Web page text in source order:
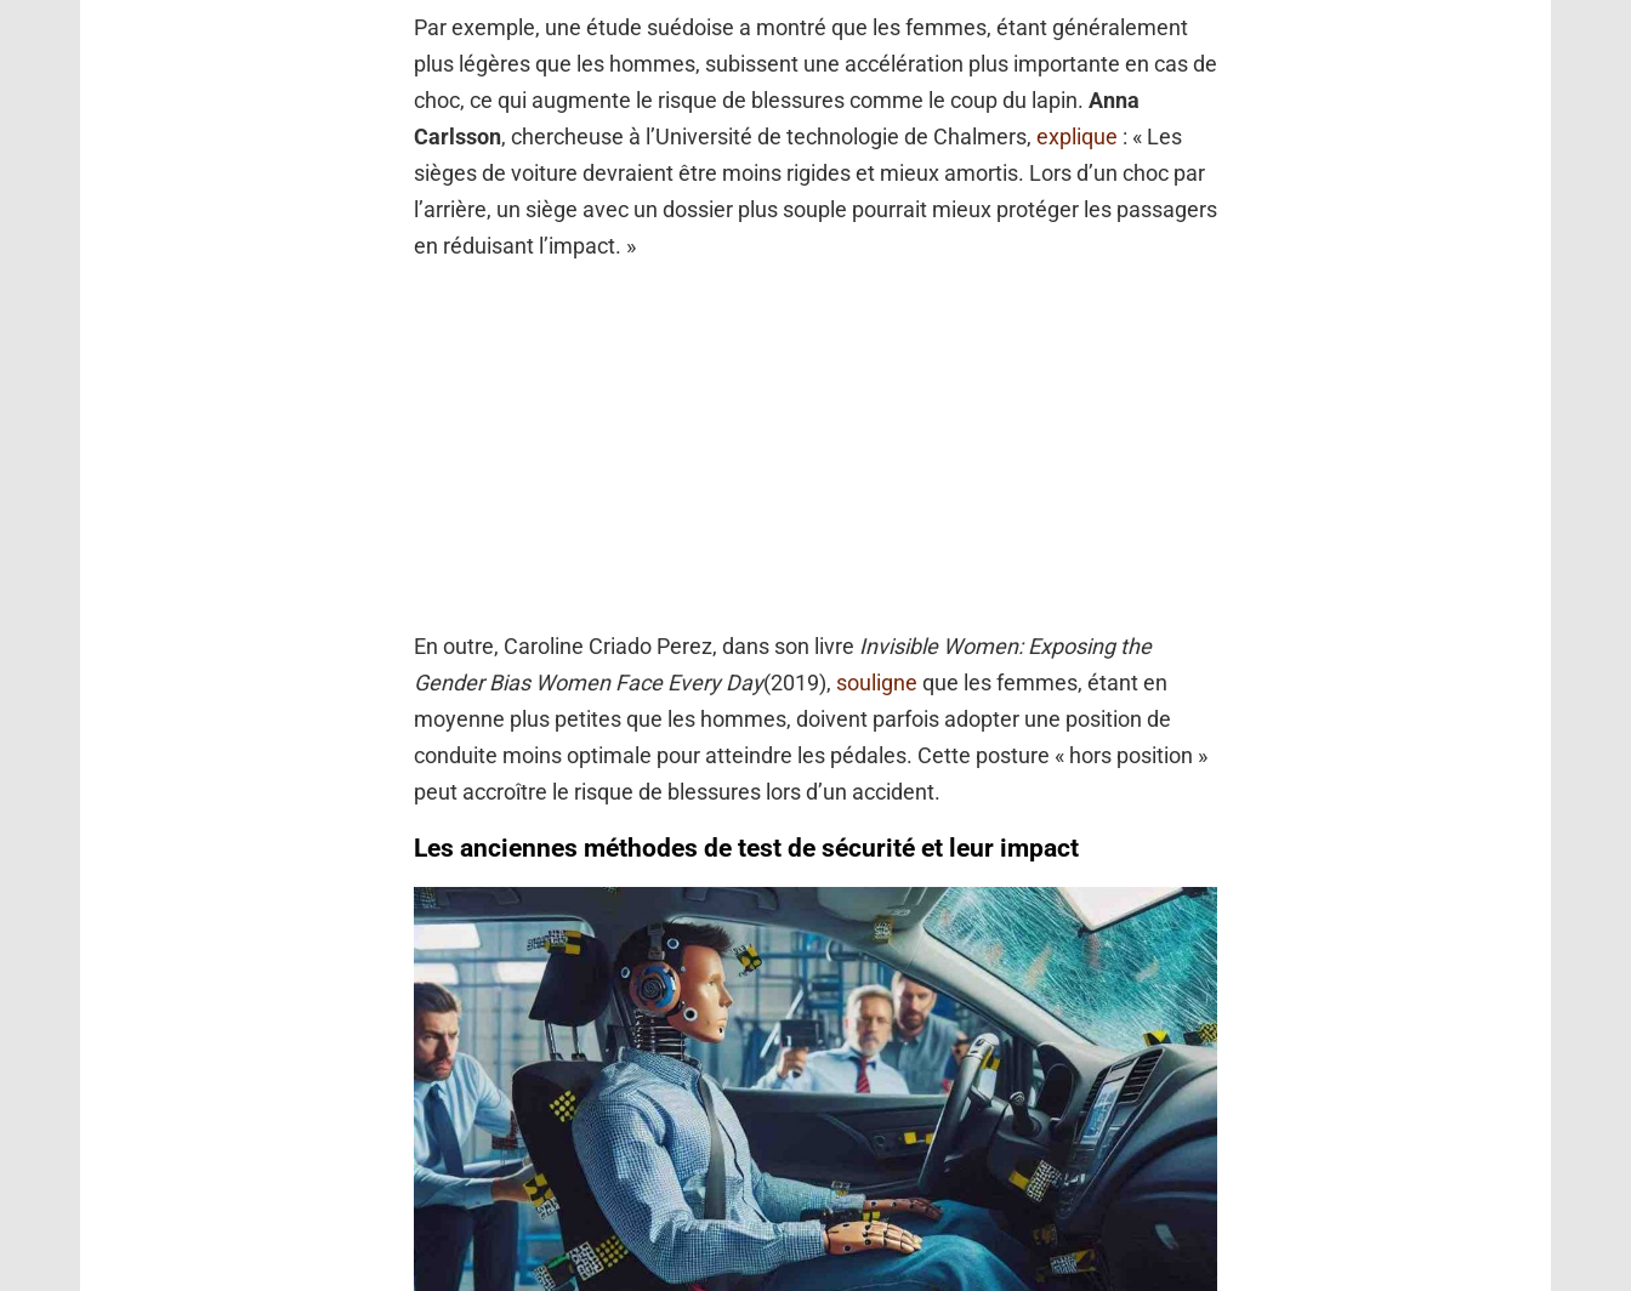
Par exemple, une étude suédoise a montré que les femmes, étant généralement
plus légères que les hommes, subissent une accélération plus importante en cas de
choc, ce qui augmente le risque de blessures comme le coup du lapin. Anna
Carlsson, chercheuse à l’Université de technologie de Chalmers, explique : « Les
sièges de voiture devraient être moins rigides et mieux amortis. Lors d’un choc par
l’arrière, un siège avec un dossier plus souple pourrait mieux protéger les passagers
en réduisant l’impact. »
En outre, Caroline Criado Perez, dans son livre Invisible Women: Exposing the
Gender Bias Women Face Every Day(2019), souligne que les femmes, étant en
moyenne plus petites que les hommes, doivent parfois adopter une position de
conduite moins optimale pour atteindre les pédales. Cette posture « hors position »
peut accroître le risque de blessures lors d’un accident.
Les anciennes méthodes de test de sécurité et leur impact